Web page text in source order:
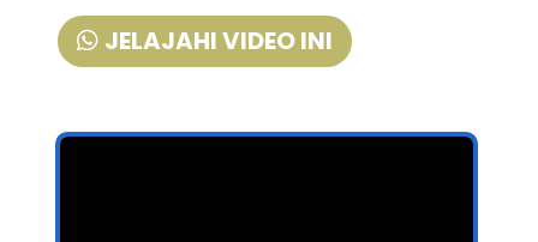
JELAJAHI VIDEO INI